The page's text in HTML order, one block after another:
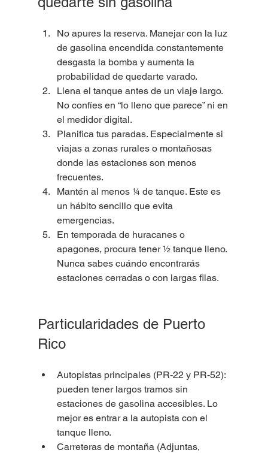
No apures la reserva. Manejar con la luz
de gasolina encendida constantemente
desgasta la bomba y aumenta la
probabilidad de quedarte varado.
Llena el tanque antes de un viaje largo.
No confíes en “lo lleno que parece” ni en
el medidor digital.
Planifica tus paradas. Especialmente si
viajas a zonas rurales o montañosas
donde las estaciones son menos
frecuentes.
Mantén al menos ¼ de tanque. Este es
un hábito sencillo que evita
emergencias.
En temporada de huracanes o
apagones, procura tener ½ tanque lleno.
Nunca sabes cuándo encontrarás
estaciones cerradas o con largas filas.
Particularidades de Puerto
Rico
Autopistas principales (PR-22 y PR-52):
pueden tener largos tramos sin
estaciones de gasolina accesibles. Lo
mejor es entrar a la autopista con el
tanque lleno.
Carreteras de montaña (Adjuntas,